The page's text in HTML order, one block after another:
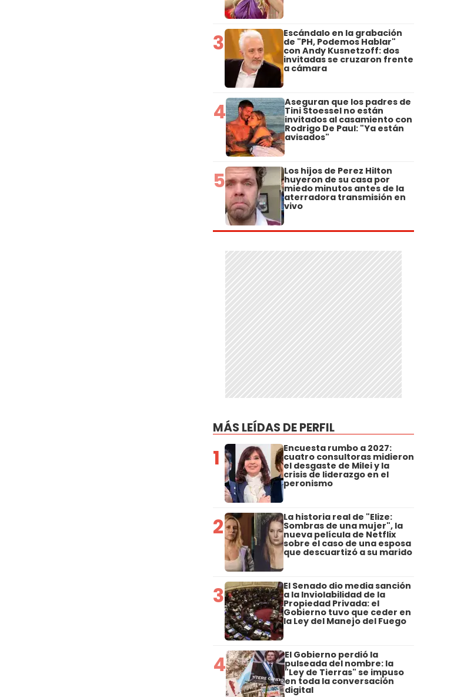
3 Escándalo en la grabación
de "PH, Podemos Hablar"
con Andy Kusnetzoff: dos
invitadas se cruzaron frente
a cámara
4 Aseguran que los padres de
Tini Stoessel no están
invitados al casamiento con
Rodrigo De Paul: "Ya están
avisados"
5 Los hijos de Perez Hilton
huyeron de su casa por
miedo minutos antes de la
aterradora transmisión en
vivo
MÁS LEÍDAS DE PERFIL
1 Encuesta rumbo a 2027:
cuatro consultoras midieron
el desgaste de Milei y la
crisis de liderazgo en el
peronismo
2 La historia real de "Elize:
Sombras de una mujer", la
nueva película de Netflix
sobre el caso de una esposa
que descuartizó a su marido
3 El Senado dio media sanción
a la Inviolabilidad de la
Propiedad Privada: el
Gobierno tuvo que ceder en
la Ley del Manejo del Fuego
4 El Gobierno perdió la
pulseada del nombre: la
"Ley de Tierras" se impuso
en toda la conversación
digital